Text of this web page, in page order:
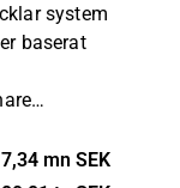
system
baserat
över.
ben med
mn SEK